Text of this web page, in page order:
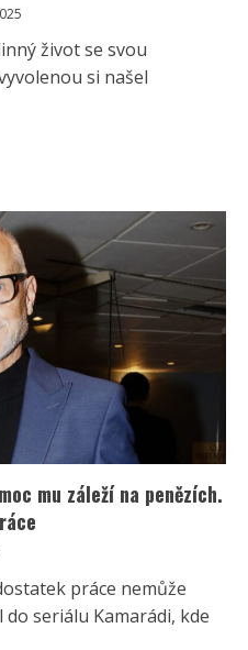
život se svou
si našel
mu záleží na penězích.
práce nemůže
seriálu Kamarádi, kde